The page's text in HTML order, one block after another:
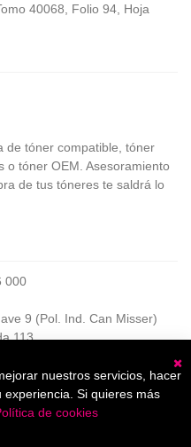
40068, Folio 94, Hoja
de tóner compatible, tóner
o tóner OEM. Asesoramiento
de tus tóneres te saldrá lo
000
9 (Pol. Ind. Can Misser)
113
nuestros servicios, hacer
Si quieres más
de cookies